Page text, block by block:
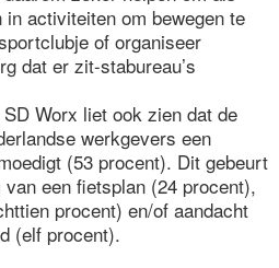
activiteiten om bewegen te
of organiseer
dat er zit-stabureau’s
Worx liet ook zien dat de
werkgevers een
(53 procent). Dit gebeurt
een fietsplan (24 procent),
procent) en/of aandacht
(elf procent).